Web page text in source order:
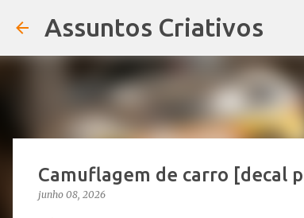
Assuntos Criativos
Camuflagem de carro [decal
junho 08, 2026